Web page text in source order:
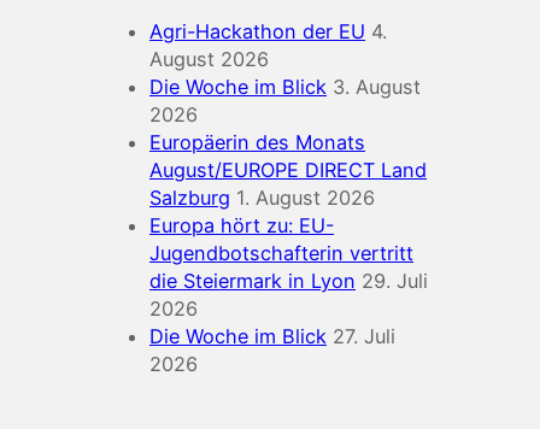
Agri-Hackathon der EU 4.
August 2026
Die Woche im Blick 3. August
2026
Europäerin des Monats
August/EUROPE DIRECT Land
Salzburg 1. August 2026
Europa hört zu: EU-
Jugendbotschafterin vertritt
die Steiermark in Lyon 29. Juli
2026
Die Woche im Blick 27. Juli
2026